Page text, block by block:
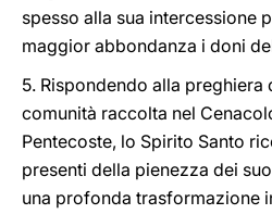
spesso alla sua intercessione
maggior abbondanza i doni
5. Rispondendo alla preghiera
comunità raccolta nel
Pentecoste, lo Spirito Santo
presenti della pienezza dei
una profonda trasformazione